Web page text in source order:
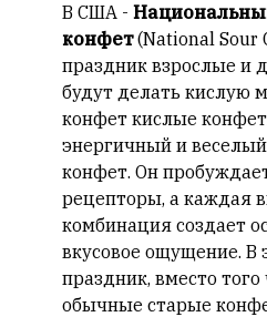
В США -
конфет(National Sour
праздник взрослые и
будут делать кислую
конфет кислые
энергичный и
конфет. Он
рецепторы, а каждая
комбинация создает
вкусовое ощущение. В
праздник, вместо
обычные старые